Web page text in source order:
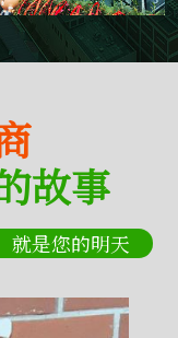
故事
就是您的明天